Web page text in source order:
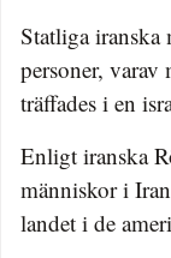
Statliga iranska
personer, varav
träffades i en
Enligt iranska
människor i
landet i de